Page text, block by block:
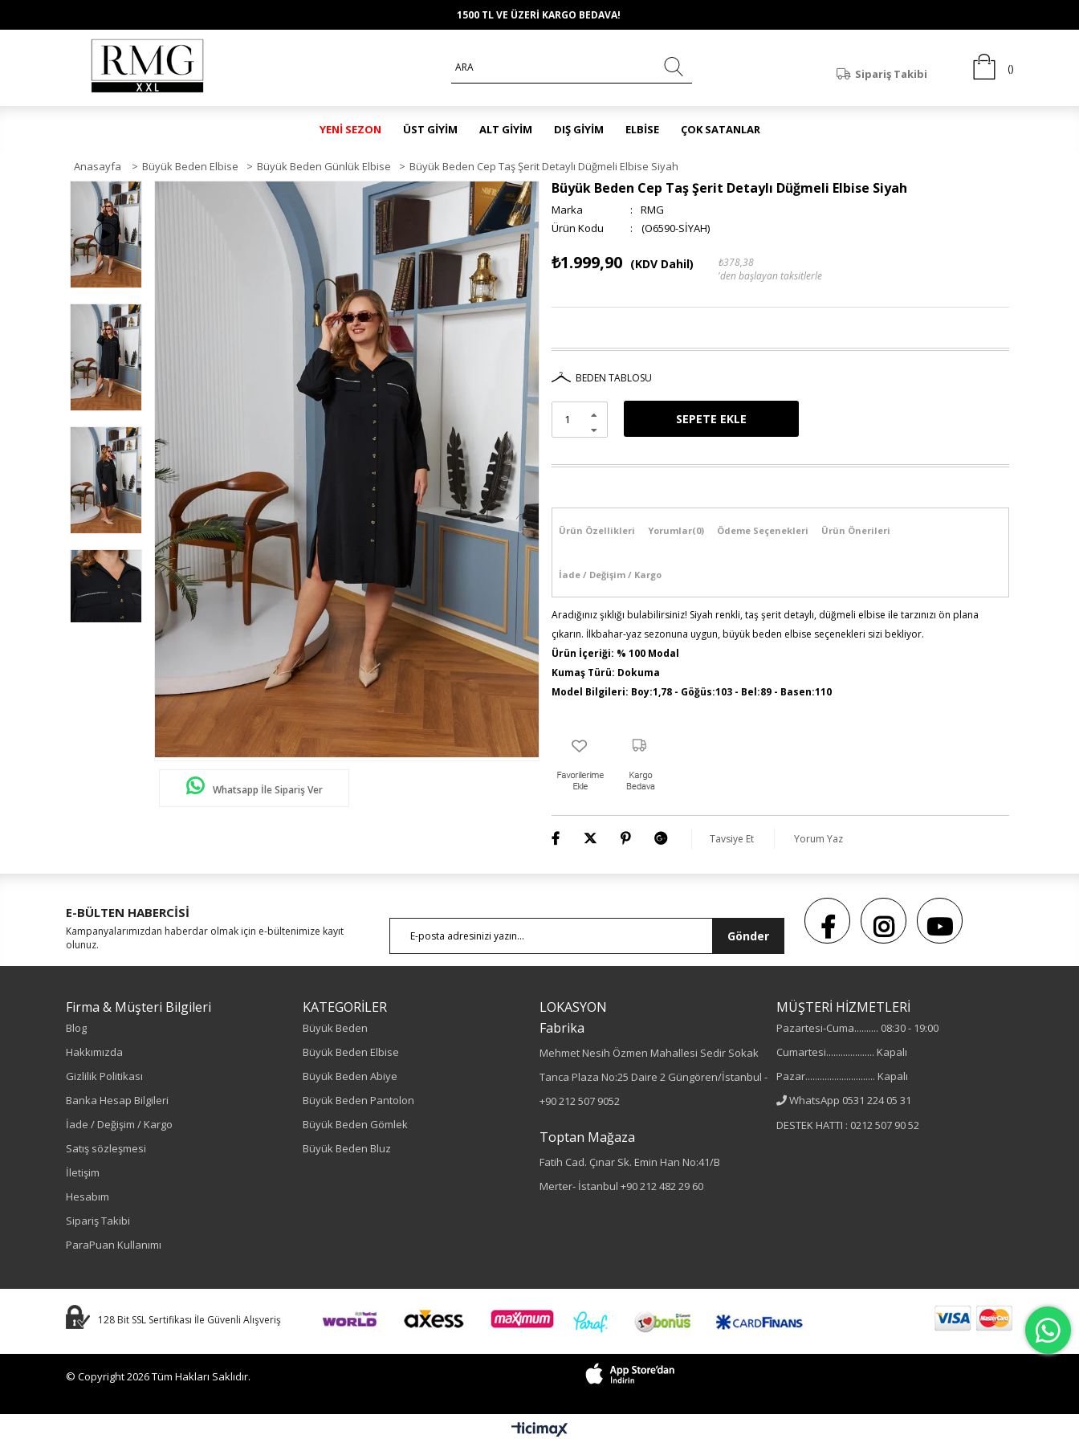
1500 TL VE ÜZERİ KARGO BEDAVA!
Sipariş Takibi
YENİ SEZON ÜST GİYİM ALT GİYİM DIŞ GİYİM ELBİSE ÇOK SATANLAR
Anasayfa > Büyük Beden Elbise > Büyük Beden Günlük Elbise > Büyük Beden Cep Taş Şerit Detaylı Düğmeli Elbise Siyah
Whatsapp İle Sipariş Ver
Büyük Beden Cep Taş Şerit Detaylı Düğmeli Elbise Siyah
Marka :
RMG
(O6590-SİYAH)
₺1.999,90 (KDV Dahil)
₺378,38
'den başlayan taksitlerle
BEDEN TABLOSU
Ürün Özellikleri Yorumlar(0) Ödeme Seçenekleri Ürün Önerileri
İade / Değişim / Kargo
Aradığınız şıklığı bulabilirsiniz! Siyah renkli, taş şerit detaylı, düğmeli elbise ile tarzınızı ön plana
çıkarın. İlkbahar-yaz sezonuna uygun, büyük beden elbise seçenekleri sizi bekliyor.
Ürün İçeriği: % 100 Modal
Kumaş Türü: Dokuma
Model Bilgileri: Boy:1,78 - Göğüs:103 - Bel:89 - Basen:110
Sezon : YAZLIK
Siyah
Tavsiye Et Yorum Yaz
E-BÜLTEN HABERCİSİ
Kampanyalarımızdan haberdar olmak için e-bültenimize kayıt
olunuz.
Gönder
Firma & Müşteri Bilgileri
Blog
Hakkımızda
Gizlilik Politikası
Banka Hesap Bilgileri
İade / Değişim / Kargo
Satış sözleşmesi
İletişim
Hesabım
Sipariş Takibi
ParaPuan Kullanımı
KATEGORİLER
Büyük Beden
Büyük Beden Elbise
Büyük Beden Abiye
Büyük Beden Pantolon
Büyük Beden Gömlek
Büyük Beden Bluz
LOKASYON
Fabrika
Mehmet Nesih Özmen Mahallesi Sedir Sokak
Tanca Plaza No:25 Daire 2 Güngören/İstanbul -
+90 212 507 9052
Toptan Mağaza
Fatih Cad. Çınar Sk. Emin Han No:41/B
Merter- İstanbul +90 212 482 29 60
MÜŞTERİ HİZMETLERİ
Pazartesi-Cuma.......... 08:30 - 19:00
Cumartesi.................... Kapalı
Pazar............................. Kapalı
WhatsApp 0531 224 05 31
DESTEK HATTI : 0212 507 90 52
128 Bit SSL Sertifikası İle Güvenli Alışveriş
© Copyright 2026 Tüm Hakları Saklıdır.